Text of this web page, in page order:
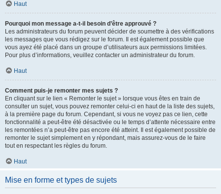
Haut
Pourquoi mon message a-t-il besoin d’être approuvé ?
Les administrateurs du forum peuvent décider de soumettre à des vérifications
les messages que vous rédigez sur le forum. Il est également possible que
vous ayez été placé dans un groupe d’utilisateurs aux permissions limitées.
Pour plus d’informations, veuillez contacter un administrateur du forum.
Haut
Comment puis-je remonter mes sujets ?
En cliquant sur le lien « Remonter le sujet » lorsque vous êtes en train de
consulter un sujet, vous pouvez remonter celui-ci en haut de la liste des sujets,
à la première page du forum. Cependant, si vous ne voyez pas ce lien, cette
fonctionnalité a peut-être été désactivée ou le temps d’attente nécessaire entre
les remontées n’a peut-être pas encore été atteint. Il est également possible de
remonter le sujet simplement en y répondant, mais assurez-vous de le faire
tout en respectant les règles du forum.
Haut
Mise en forme et types de sujets